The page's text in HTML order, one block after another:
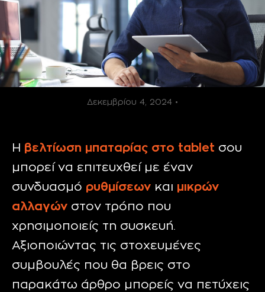
Δεκεμβρίου 4, 2024 •
Η βελτίωση μπαταρίας στο tablet σου
μπορεί να επιτευχθεί με έναν
συνδυασμό ρυθμίσεωνκαι μικρών
αλλαγώνστον τρόπο που
χρησιμοποιείς τη συσκευή.
Αξιοποιώντας τις στοχευμένες
συμβουλές που θα βρεις στο
παρακάτω άρθρο μπορείς να πετύχεις